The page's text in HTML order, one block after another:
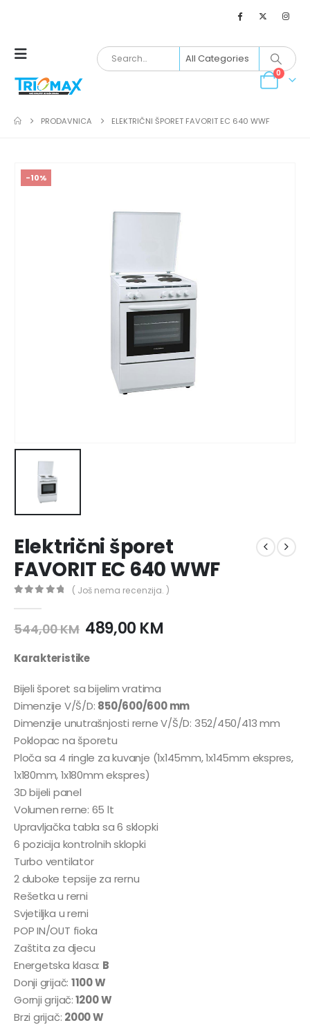
0
PRODAVNICA ELEKTRIČNI ŠPORET FAVORIT EC 640 WWF
-10%
Električni šporet
FAVORIT EC 640 WWF
( Još nema recenzija. )
544,00KM 489,00 KM
Karakteristike
Bijeli šporet sa bijelim vratima
Dimenzije V/Š/D: 850/600/600 mm
Dimenzije unutrašnjosti rerne V/Š/D: 352/450/413 mm
Poklopac na šporetu
Ploča sa 4 ringle za kuvanje (1x145mm, 1x145mm ekspres,
1x180mm, 1x180mm ekspres)
3D bijeli panel
Volumen rerne: 65 lt
Upravljačka tabla sa 6 sklopki
6 pozicija kontrolnih sklopki
Turbo ventilator
2 duboke tepsije za rernu
Rešetka u rerni
Svjetiljka u rerni
POP IN/OUT fioka
Zaštita za djecu
Energetska klasa: B
Donji grijač: 1100 W
Gornji grijač:1200 W
Brzi grijač: 2000 W